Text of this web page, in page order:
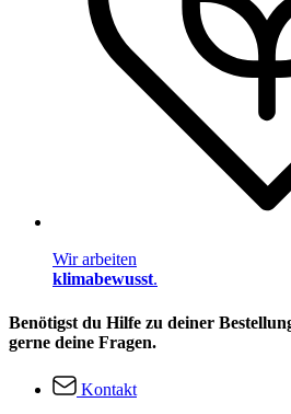
Wir arbeiten
klimabewusst.
Benötigst du Hilfe zu deiner
gerne deine Fragen.
Kontakt